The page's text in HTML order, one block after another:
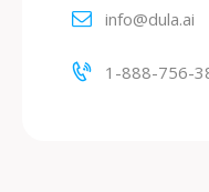
info@dula.ai
1-888-756-